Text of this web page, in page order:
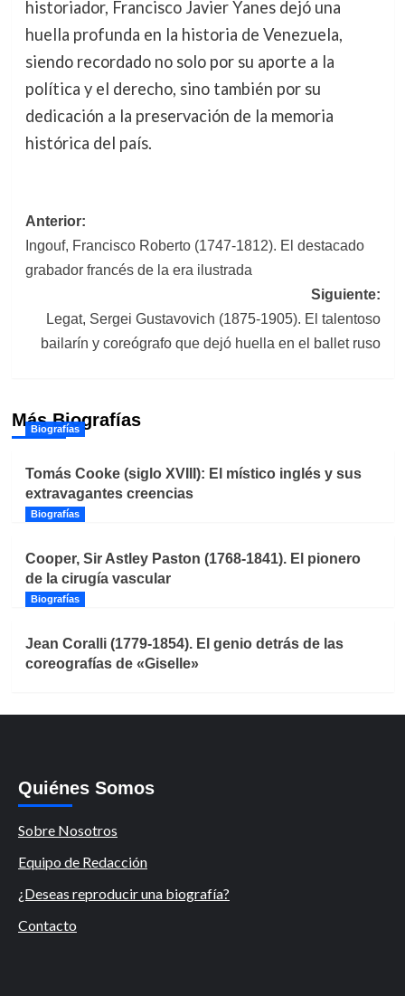
historiador, Francisco Javier Yanes dejó una
huella profunda en la historia de Venezuela,
siendo recordado no solo por su aporte a la
política y el derecho, sino también por su
dedicación a la preservación de la memoria
histórica del país.
Navegación
de
Anterior:
Ingouf, Francisco Roberto (1747-1812). El destacado
grabador francés de la era ilustrada
Siguiente:
Legat, Sergei Gustavovich (1875-1905). El talentoso
bailarín y coreógrafo que dejó huella en el ballet ruso
Más Biografías
Biografías
Tomás Cooke (siglo XVIII): El místico inglés y sus
extravagantes creencias
Biografías
Cooper, Sir Astley Paston (1768-1841). El pionero
de la cirugía vascular
Biografías
Jean Coralli (1779-1854). El genio detrás de las
coreografías de «Giselle»
Quiénes Somos
Sobre Nosotros
Equipo de Redacción
¿Deseas reproducir una biografía?
Contacto